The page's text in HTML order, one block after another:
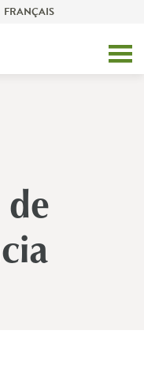
FRANÇAIS